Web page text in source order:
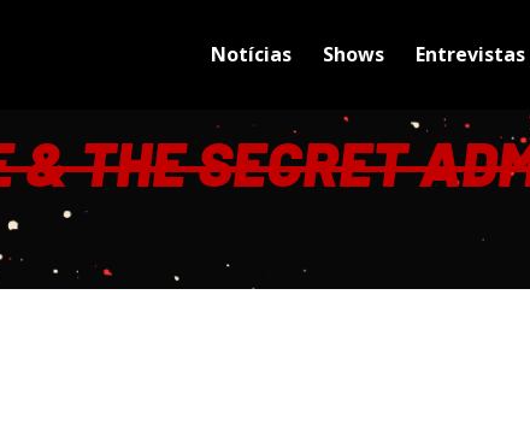
Notícias Shows Entrevistas
THE SECRET